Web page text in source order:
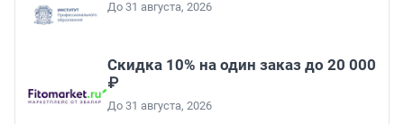
До 31 августа, 2026
Скидка 10% на один заказ до 20 000
₽
До 31 августа, 2026